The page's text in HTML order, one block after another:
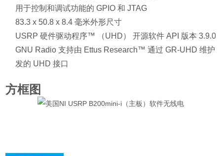
用于控制和调试功能的 GPIO 和 JTAG
83.3 x 50.8 x 8.4 毫米外形尺寸
USRP 硬件驱动程序™ （UHD） 开源软件 API 版本 3.9.0
GNU Radio 支持由 Ettus Research™ 通过 GR-UHD 维护
发的 UHD 接口
方框图